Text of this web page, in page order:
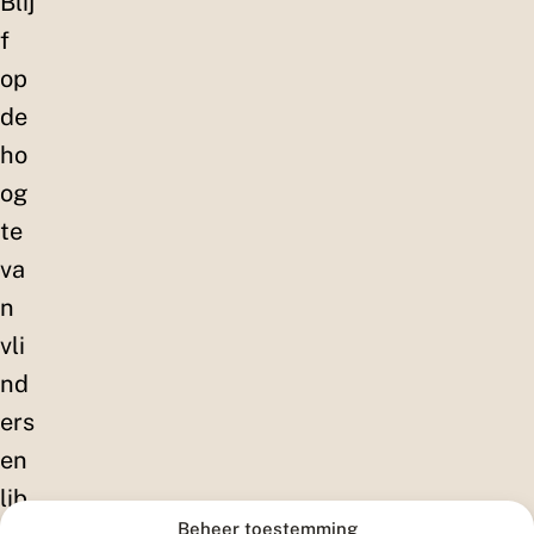
Beheer toestemming
f
op
de
ho
og
te
va
n
vli
nd
ers
en
lib